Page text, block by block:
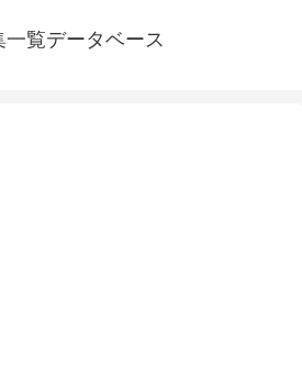
一覧データベース